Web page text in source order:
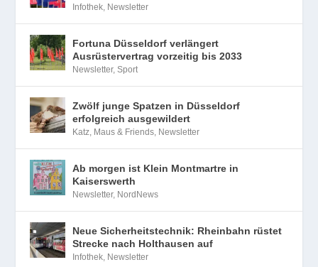
Infothek, Newsletter
Fortuna Düsseldorf verlängert
Ausrüstervertrag vorzeitig bis 2033
Newsletter,Sport
Zwölf junge Spatzen in Düsseldorf
erfolgreich ausgewildert
Katz, Maus & Friends, Newsletter
Ab morgen ist Klein Montmartre in
Kaiserswerth
Newsletter, NordNews
Neue Sicherheitstechnik: Rheinbahn rüstet
Strecke nach Holthausen auf
Infothek, Newsletter